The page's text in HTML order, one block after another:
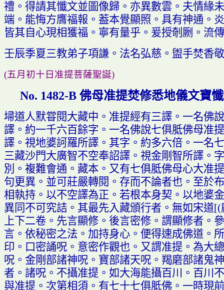
禮。 得請其懺文並圖像歸。 亦異數雲。 夫情緣
端。 能悔方膺福報 。葢本覺顯照 。 具有神通 。
皆其自心現相獲福。 寧有量乎。 爰授剞劂 。 流
壬辰季夏三教弟子項謙。 法名弘慈。 盥手焚香
(五月初十日准提菩薩聖誕)
No. 1482-B 佛母准提焚修悉地儀文寶
埽道人默甞閱大藏中 。 准提經有三譯。 一名佛
譯。 約一千六百餘字 。 一名佛說七俱胝佛母准
譯。 視地婆訶羅所譯。 其字 。 約多六倍。 一名
三藏沙門大廣智不空奉詔譯。 視金剛智所譯。
別 。 複難會通 。 藏本。 又有七俱胝佛母心大准提
句更異。 並可莊嚴轉閱 。 存而不論者也。 至於
相執持。 以不空譯為正 。 若根本身契 。 以地婆
異同不可究詰。 其最先入藏頒行者。 無如宋道[(
上下二卷。 先言顯修。 後言密修。 謂顯修者。
言。 依秘密之法 。 加持身心。 便得速成佛道。
印 。 口密誦呪。 意密作觀也。 又謂准提 。 為大
呪。 金剛部諸神呪。 寶部諸天呪。 羯磨部諸鬼神
者。 諸呪。 不攝准提 。 如大海能攝百川 。 百川
與准提 。 次第相須 。 有七十七俱胝佛。 一時現前